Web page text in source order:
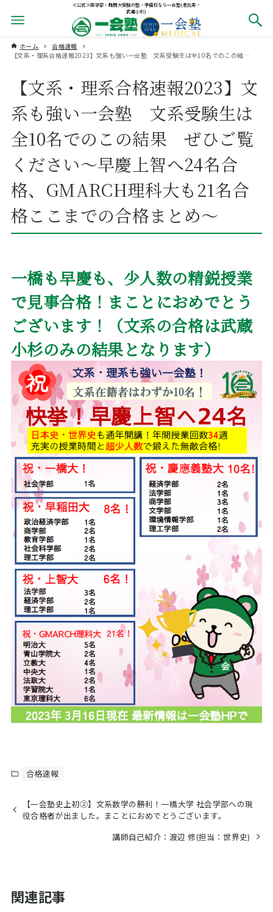
≪公式≫医学部・難関大受験の塾・予備校なら一会塾(恵比寿・
武蔵小杉)
ホーム
合格速報
【文系・理系合格速報2023】文系も強い一会塾 文系受験生は全10名でのこの結果 ぜひご覧ください～早慶上智へ24名合格、GMARCH理科大も21名合格ここまでの合格まとめ～
【文系・理系合格速報2023】文
系も強い一会塾 文系受験生は
全10名でのこの結果 ぜひご覧
ください～早慶上智へ24名合
格、GMARCH理科大も21名合
格ここまでの合格まとめ～
一橋も早慶も、少人数の精鋭授業
で見事合格！まことにおめでとう
ございます！（文系の合格は武蔵
小杉のみの結果となります）
合格速報
【一会塾史上初②】文系数学の勝利！一橋大学 社会学部への現
役合格者が出ました。まことにおめでとうございます。
講師自己紹介：渡辺 修(担当：世界史)
関連記事